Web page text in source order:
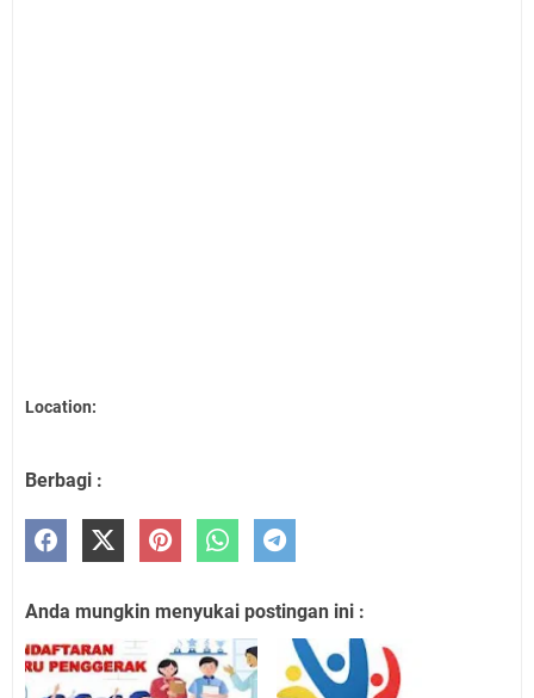
Location:
Berbagi :
Anda mungkin menyukai postingan ini :